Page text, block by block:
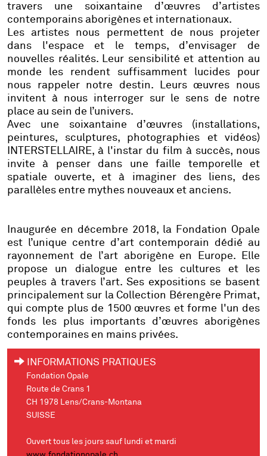
travers une soixantaine d’œuvres d’artistes
contemporains aborigènes et internationaux.
Les artistes nous permettent de nous projeter
dans l'espace et le temps, d’envisager de
nouvelles réalités. Leur sensibilité et attention au
monde les rendent suffisamment lucides pour
nous rappeler notre destin. Leurs œuvres nous
invitent à nous interroger sur le sens de notre
place au sein de l’univers.
Avec une soixantaine d’œuvres (installations,
peintures, sculptures, photographies et vidéos)
INTERSTELLAIRE, à l'instar du film à succès, nous
invite à penser dans une faille temporelle et
spatiale ouverte, et à imaginer des liens, des
parallèles entre mythes nouveaux et anciens.
Inaugurée en décembre 2018, la Fondation Opale
est l’unique centre d’art contemporain dédié au
rayonnement de l’art aborigène en Europe. Elle
propose un dialogue entre les cultures et les
peuples à travers l’art. Ses expositions se basent
principalement sur la Collection Bérengère Primat,
qui compte plus de 1500 œuvres et forme l'un des
fonds les plus importants d’œuvres aborigènes
contemporaines en mains privées.
INFORMATIONS PRATIQUES
Fondation Opale
Route de Crans 1
CH 1978 Lens/Crans-Montana
SUISSE
Ouvert tous les jours sauf lundi et mardi